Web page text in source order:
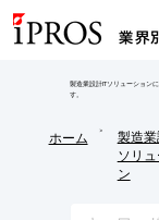
製造業設計ITソリューション
す。
ホーム
>
製造
ソリ
ン